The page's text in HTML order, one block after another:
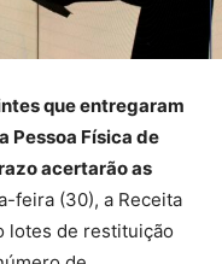
que entregaram
Pessoa Física de
acertarão as
feira (30), a Receita
lotes de restituição